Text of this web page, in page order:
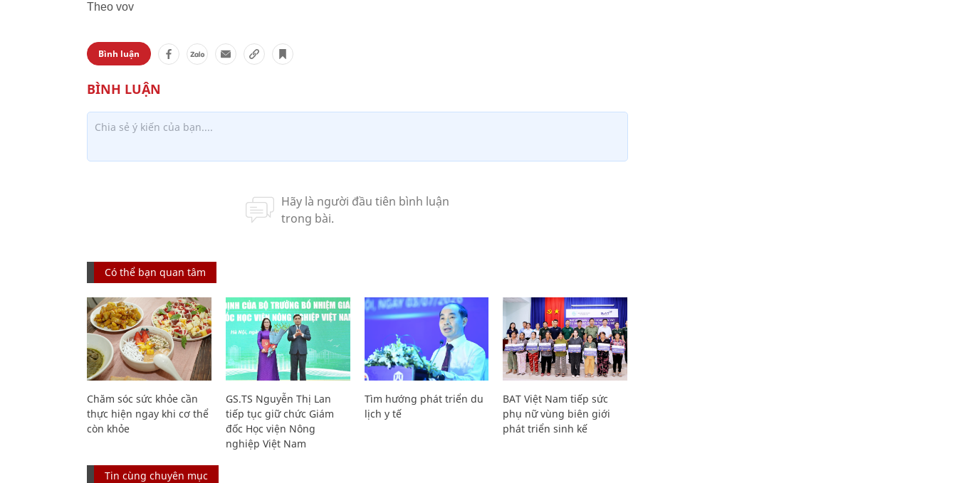
Theo vov
Bình luận
Có thể bạn quan tâm
Chăm sóc sức khỏe cần
thực hiện ngay khi cơ thể
còn khỏe
GS.TS Nguyễn Thị Lan
tiếp tục giữ chức Giám
đốc Học viện Nông
nghiệp Việt Nam
Tìm hướng phát triển du
lịch y tế
BAT Việt Nam tiếp sức
phụ nữ vùng biên giới
phát triển sinh kế
Tin cùng chuyên mục